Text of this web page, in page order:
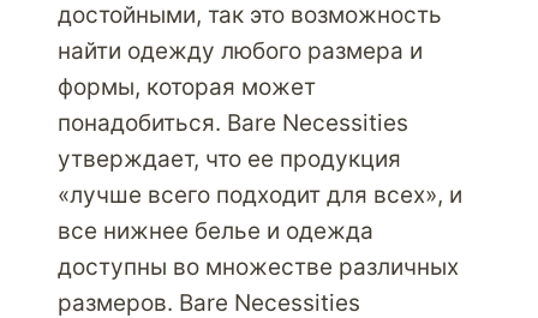
достойными, так это возможность
найти одежду любого размера и
формы, которая может
понадобиться. Bare Necessities
утверждает, что ее продукция
«лучше всего подходит для всех», и
все нижнее белье и одежда
доступны во множестве различных
размеров. Bare Necessities